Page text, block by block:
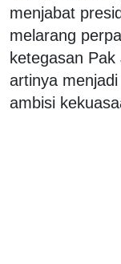
menjabat
melarang
ketegasan
artinya
ambisi